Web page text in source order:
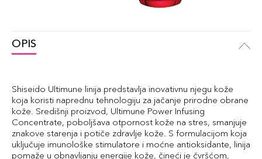
OPIS
Shiseido Ultimune linija predstavlja inovativnu njegu kože
koja koristi naprednu tehnologiju za jačanje prirodne obrane
kože. Središnji proizvod, Ultimune Power Infusing
Concentrate, poboljšava otpornost kože na stres, smanjuje
znakove starenja i potiče zdravlje kože. S formulacijom koja
uključuje imunološke stimulatore i moćne antioksidante, linija
pomaže u obnavljanju energije kože, čineći je čvršćom,